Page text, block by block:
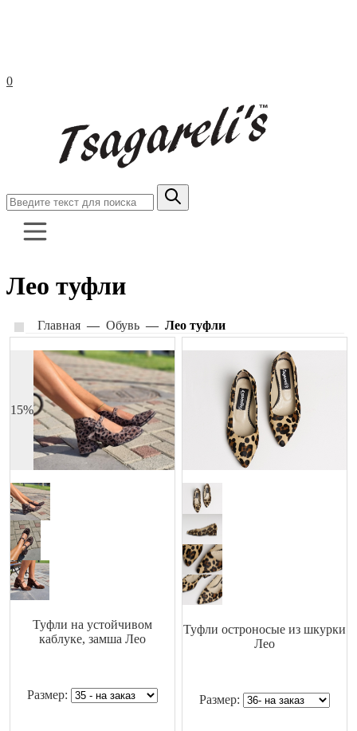
0
Одежда
Правила ухода и эксплуатации
О нас
Контакты
Лео туфли
Главная— Обувь— Лео туфли
15%
Туфли на устойчивом
каблуке, замша Лео
Размер:
Туфли остроносые из шкурки
Лео
Размер: